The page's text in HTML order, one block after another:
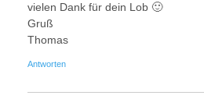
vielen Dank für dein Lob 🙂
Gruß
Thomas
Antworten